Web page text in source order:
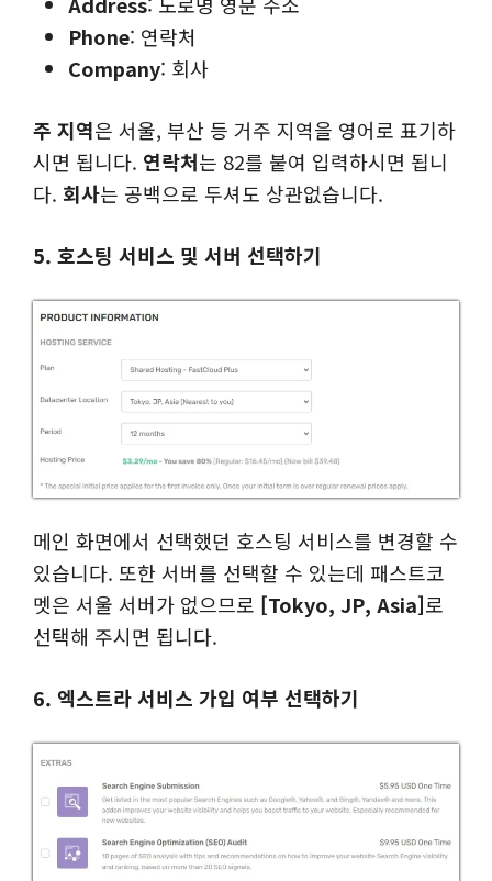
Phone: 연락처
Company: 회사
주 지역은 서울, 부산 등 거주 지역을 영어로 표기하
시면 됩니다. 연락처는 82를 붙여 입력하시면 됩니
다. 회사는 공백으로 두셔도 상관없습니다.
5. 호스팅 서비스 및 서버 선택하기
메인 화면에서 선택했던 호스팅 서비스를 변경할 수
있습니다. 또한 서버를 선택할 수 있는데 패스트코
멧은 서울 서버가 없으므로 [Tokyo, JP, Asia]로
선택해 주시면 됩니다.
6. 엑스트라 서비스 가입 여부 선택하기